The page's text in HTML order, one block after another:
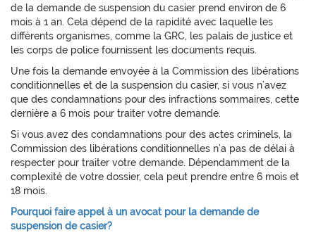
de la demande de suspension du casier prend environ de 6
mois à 1 an. Cela dépend de la rapidité avec laquelle les
différents organismes, comme la GRC, les palais de justice et
les corps de police fournissent les documents requis.
Une fois la demande envoyée à la Commission des libérations
conditionnelles et de la suspension du casier, si vous n’avez
que des condamnations pour des infractions sommaires, cette
dernière a 6 mois pour traiter votre demande.
Si vous avez des condamnations pour des actes criminels, la
Commission des libérations conditionnelles n’a pas de délai à
respecter pour traiter votre demande. Dépendamment de la
complexité de votre dossier, cela peut prendre entre 6 mois et
18 mois.
Pourquoi faire appel à un avocat pour la demande de
suspension de casier?